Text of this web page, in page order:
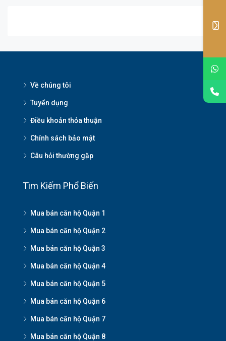
Về chúng tôi
Tuyển dụng
Điều khoản thỏa thuận
Chính sách bảo mật
Câu hỏi thường gặp
Tìm Kiếm Phổ Biến
Mua bán căn hộ Quận 1
Mua bán căn hộ Quận 2
Mua bán căn hộ Quận 3
Mua bán căn hộ Quận 4
Mua bán căn hộ Quận 5
Mua bán căn hộ Quận 6
Mua bán căn hộ Quận 7
Mua bán căn hộ Quận 8